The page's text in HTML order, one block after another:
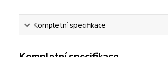
Kompletní specifikace